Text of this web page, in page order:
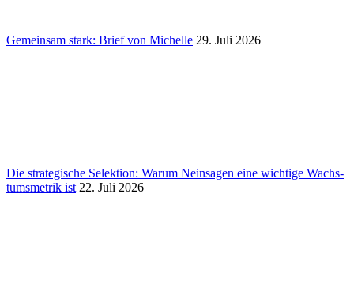
Gemeinsam stark: Brief von Michelle 29. Juli 2026
Die stra­te­gi­sche Selek­tion: Warum Nein­sagen eine wich­tige Wachs­
tums­me­trik ist 22. Juli 2026